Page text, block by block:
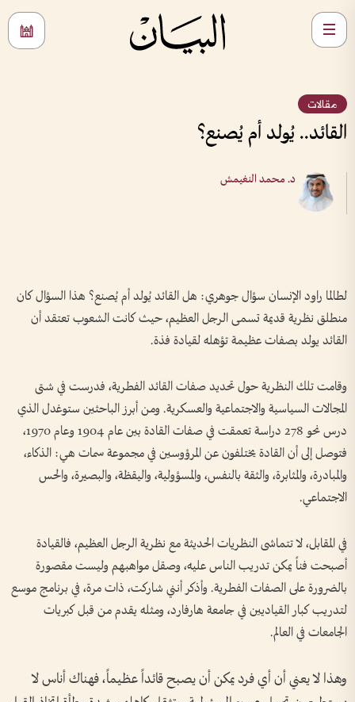
مقالات
القائد.. يُولد أم يُصنع؟
د. محمد النغيمش
لطالما راود الإنسان سؤال جوهري: هل القائد يُولد أم يُصنع؟ هذا السؤال كان
منطلق نظرية قديمة تسمى الرجل العظيم، حيث كانت الشعوب تعتقد أن
القائد يولد بصفات عظيمة تؤهله لقيادة فذة.
وقامت تلك النظرية حول تحديد صفات القائد الفطرية، فدرست في شتى
المجالات السياسية والاجتماعية والعسكرية. ومن أبرز الباحثين ستوغدل الذي
درس نحو 278 دراسة تعمقت في صفات القادة بين عام 1904 وعام 1970،
فتوصل إلى أن القادة يختلفون عن المرؤوسين في مجموعة سمات هي: الذكاء،
والمبادرة، والمثابرة، والثقة بالنفس، والمسؤولية، واليقظة، والبصيرة، والحس
الاجتماعي.
في المقابل، لا تتماشى النظريات الحديثة مع نظرية الرجل العظيم، فالقيادة
أصبحت فناً يمكن تدريب الناس عليه، وصقل مواهبهم وليست مقصورة
بالضرورة على الصفات الفطرية. وأذكر أنني شاركت، ذات مرة، في برنامج موسع
لتدريب كبار القياديين في جامعة هارفارد، ومثله يقدم من قبل كبريات
الجامعات في العالم.
وهذا لا يعني أن أي فرد يمكن أن يصبح قائداً عظيماً، فهناك أناس لا